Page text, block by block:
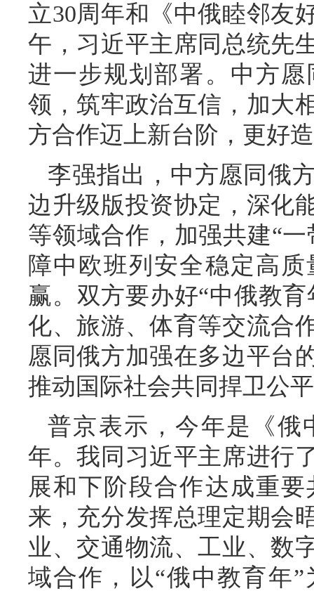
立30周年和《中俄睦邻友
午，习近平主席同总统先
进一步规划部署。中方
领，筑牢政治互信，加大
方合作迈上新台阶，更好
李强指出，中方愿同俄
边升级版投资协定，深化
等领域合作，加强共建“
障中欧班列安全稳定高
赢。双方要办好“中俄教
化、旅游、体育等交流合
愿同俄方加强在多边平台
推动国际社会共同捍卫公
普京表示，今年是《俄
年。我同习近平主席进行
展和下阶段合作达成重
来，充分发挥总理定期会
业、交通物流、工业、数
域合作，以“俄中教育年